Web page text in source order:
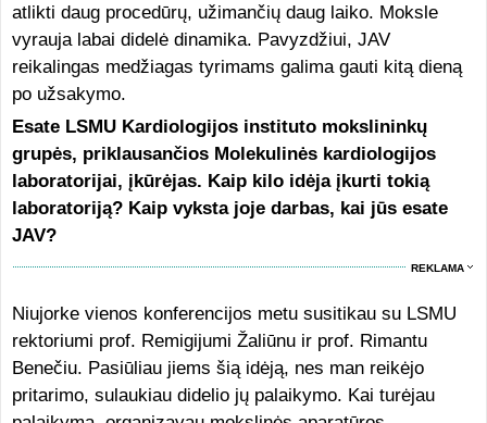
atlikti daug procedūrų, užimančių daug laiko. Moksle
vyrauja labai didelė dinamika. Pavyzdžiui, JAV
reikalingas medžiagas tyrimams galima gauti kitą dieną
po užsakymo.
Esate LSMU Kardiologijos instituto mokslininkų
grupės, priklausančios Molekulinės kardiologijos
laboratorijai, įkūrėjas. Kaip kilo idėja įkurti tokią
laboratoriją? Kaip vyksta joje darbas, kai jūs esate
JAV?
REKLAMA
Niujorke vienos konferencijos metu susitikau su LSMU
rektoriumi prof. Remigijumi Žaliūnu ir prof. Rimantu
Benečiu. Pasiūliau jiems šią idėją, nes man reikėjo
pritarimo, sulaukiau didelio jų palaikymo. Kai turėjau